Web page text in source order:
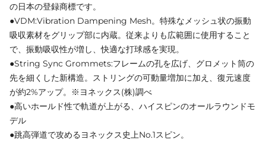
の日本の登録商標です。
●VDM:Vibration Dampening Mesh。特殊なメッシュ状の振動
吸収素材をグリップ部に内蔵。従来よりも広範囲に使用すること
で、振動吸収性が増し、快適な打球感を実現。
●String Sync Grommets:フレームの孔を広げ、グロメット筒の
先を細くした新構造。ストリングの可動量増加に加え、復元速度
が約2%アップ。※ヨネックス(株)調べ
●高いホールド性で軌道が上がる、ハイスピンのオールラウンドモ
デル
●跳高弾道で攻めるヨネックス史上No.1スピン。